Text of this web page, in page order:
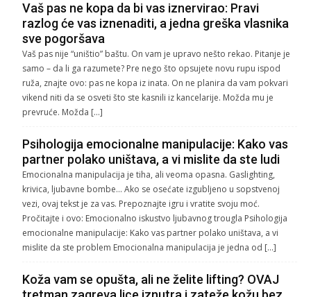
Vaš pas ne kopa da bi vas iznervirao: Pravi
razlog će vas iznenaditi, a jedna greška vlasnika
sve pogoršava
Vaš pas nije “uništio” baštu. On vam je upravo nešto rekao. Pitanje je
samo – da li ga razumete? Pre nego što opsujete novu rupu ispod
ruža, znajte ovo: pas ne kopa iz inata. On ne planira da vam pokvari
vikend niti da se osveti što ste kasnili iz kancelarije. Možda mu je
prevruće. Možda […]
Psihologija emocionalne manipulacije: Kako vas
partner polako uništava, a vi mislite da ste ludi
Emocionalna manipulacija je tiha, ali veoma opasna. Gaslighting,
krivica, ljubavne bombe… Ako se osećate izgubljeno u sopstvenoj
vezi, ovaj tekst je za vas. Prepoznajte igru i vratite svoju moć.
Pročitajte i ovo: Emocionalno iskustvo ljubavnog trougla Psihologija
emocionalne manipulacije: Kako vas partner polako uništava, a vi
mislite da ste problem Emocionalna manipulacija je jedna od […]
Koža vam se opušta, ali ne želite lifting? OVAJ